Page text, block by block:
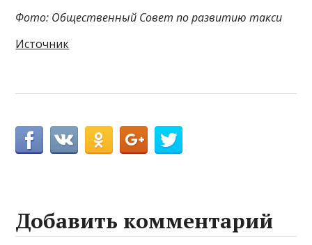
Фото: Общественный Совет по развитию такси
Источник
Добавить комментарий